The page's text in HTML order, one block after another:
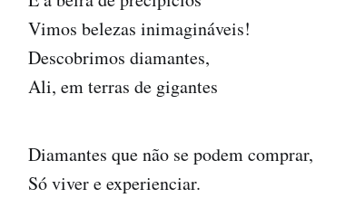
Vimos belezas inimagináveis!
Descobrimos diamantes,
Ali, em terras de gigantes
Diamantes que não se podem comprar,
Só viver e experienciar.